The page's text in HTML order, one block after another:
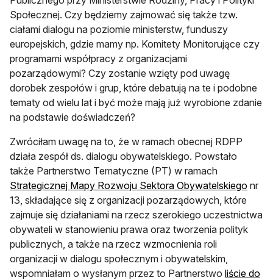
Społecznej. Czy będziemy zajmować się także tzw.
ciałami dialogu na poziomie ministerstw, funduszy
europejskich, gdzie mamy np. Komitety Monitorujące czy
programami współpracy z organizacjami
pozarządowymi? Czy zostanie wzięty pod uwagę
dorobek zespołów i grup, które debatują na te i podobne
tematy od wielu lat i być może mają już wyrobione zdanie
na podstawie doświadczeń?
Zwróciłam uwagę na to, że w ramach obecnej RDPP
działa zespół ds. dialogu obywatelskiego. Powstało
także Partnerstwo Tematyczne (PT) w ramach
Strategicznej Mapy Rozwoju Sektora Obywatelskiego nr
13, składające się z organizacji pozarządowych, które
zajmuje się działaniami na rzecz szerokiego uczestnictwa
obywateli w stanowieniu prawa oraz tworzenia polityk
publicznych, a także na rzecz wzmocnienia roli
organizacji w dialogu społecznym i obywatelskim,
wspomniałam o wysłanym przez to Partnerstwo liście do